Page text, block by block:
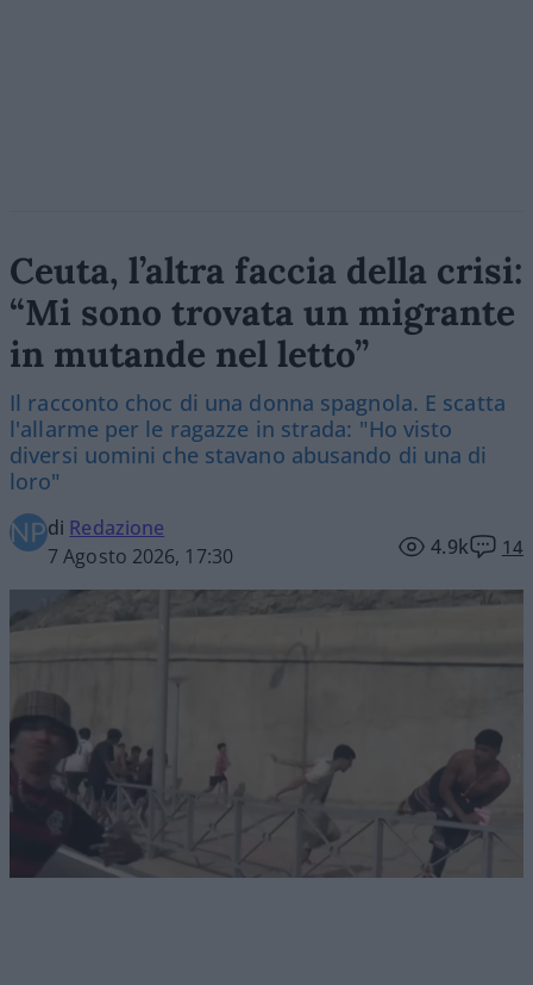
Ceuta, l’altra faccia della crisi:
“Mi sono trovata un migrante
in mutande nel letto”
Il racconto choc di una donna spagnola. E scatta
l'allarme per le ragazze in strada: "Ho visto
diversi uomini che stavano abusando di una di
loro"
di Redazione
7 Agosto 2026, 17:30
4.9k 14